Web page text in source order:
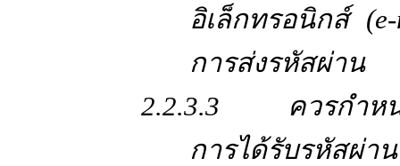
อิเล็กทรอนิกส์
การส่งรหัสผ่าน
2.2.3.3 ควรกำหน
การได้รับรหัสผ่าน